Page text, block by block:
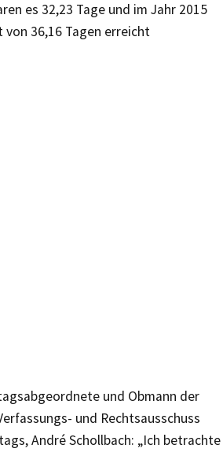
es 32,23 Tage und im Jahr 2015
36,16 Tagen erreicht
und Obmann der
und Rechtsausschuss
André Schollbach: „Ich betrachte